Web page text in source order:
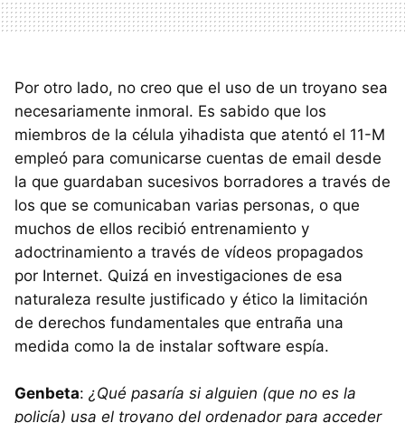
Por otro lado, no creo que el uso de un troyano sea
necesariamente inmoral. Es sabido que los
miembros de la célula yihadista que atentó el 11-M
empleó para comunicarse cuentas de email desde
la que guardaban sucesivos borradores a través de
los que se comunicaban varias personas, o que
muchos de ellos recibió entrenamiento y
adoctrinamiento a través de vídeos propagados
por Internet. Quizá en investigaciones de esa
naturaleza resulte justificado y ético la limitación
de derechos fundamentales que entraña una
medida como la de instalar software espía.
Genbeta: ¿Qué pasaría si alguien (que no es la
policía) usa el troyano del ordenador para acceder